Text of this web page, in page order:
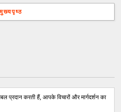
प्रदान करती हैं, आपके विचारों और मार्गदर्शन का